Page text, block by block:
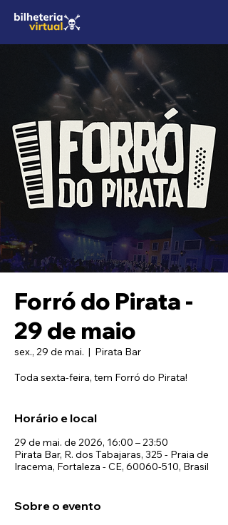
Forró do Pirata -
29 de maio
sex., 29 de mai.
  |
Pirata Bar
Toda sexta-feira, tem Forró do Pirata!
Horário e local
29 de mai. de 2026, 16:00 – 23:50
Pirata Bar, R. dos Tabajaras, 325 - Praia de
Iracema, Fortaleza - CE, 60060-510, Brasil
Sobre o evento